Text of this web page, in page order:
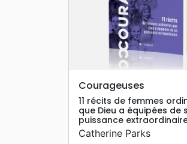
search
Courageuses
11 récits de femmes
que Dieu a équipées de
puissance
Catherine Parks